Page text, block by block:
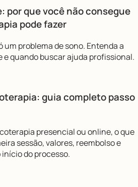
por que você não consegue
pode fazer
um problema de sono. Entenda a
e quando buscar ajuda profissional.
guia completo passo
presencial ou online, o que
sessão, valores, reembolso e
do processo.